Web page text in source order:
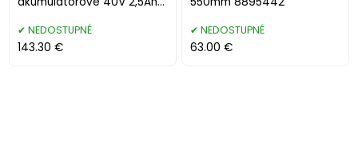
NEDOSTUPNÉ
143.30 €
NEDOSTUPNÉ
63.00 €